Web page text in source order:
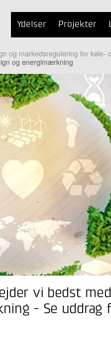
Ydelser Projekter
og markedsregulering for
og energimærkning
vi bedst med
- Se uddrag